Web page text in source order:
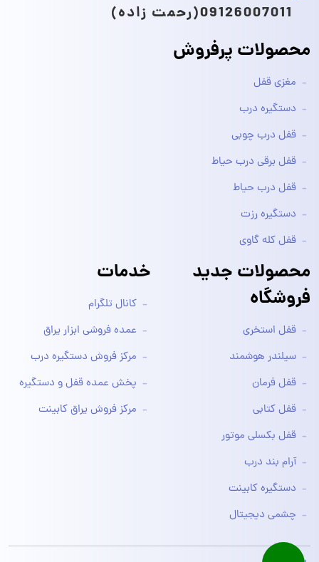
09126007011(رحمت زاده)
محصولات پرفروش
مغزی قفل
دستگیره درب
قفل درب چوبی
قفل برقی درب حیاط
قفل درب حیاط
دستگیره رزت
قفل کله گاوی
محصولات جدید
فروشگاه
قفل استخری
سیلندر هوشمند
قفل فرمان
قفل کتابی
قفل بکسلی موتور
آرام بند درب
دستگیره کابینت
چشمی دیجیتال
خدمات
کانال تلگرام
عمده فروشی ابزار یراق
مرکز فروش دستگیره درب
پخش عمده قفل و دستگیره
مرکز فروش یراق کابینت